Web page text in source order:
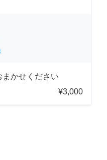
かせください
¥3,000